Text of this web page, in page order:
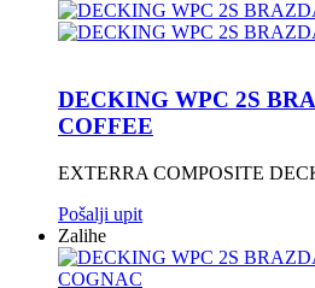
DECKING WPC 2S
COFFEE
EXTERRA COMPOSITE
Pošalji upit
Zalihe